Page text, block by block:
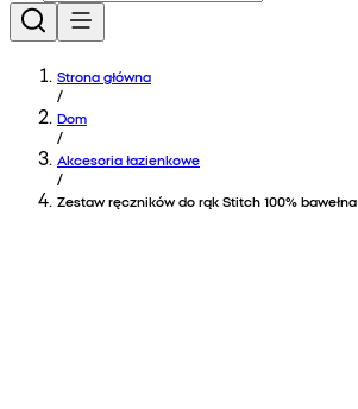
Strona główna
/
Dom
/
Akcesoria łazienkowe
/
Zestaw ręczników do rąk Stitch 100% bawełna